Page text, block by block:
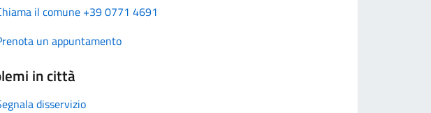
il comune +39 0771 4691
un appuntamento
in città
disservizio